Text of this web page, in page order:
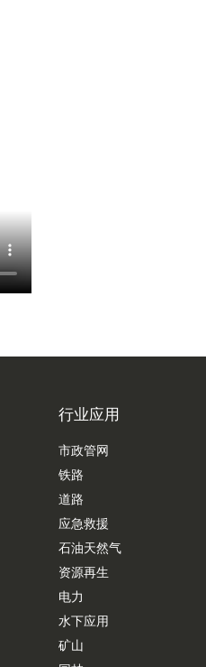
行业应用
市政管网
铁路
道路
应急救援
石油天然气
资源再生
电力
水下应用
矿山